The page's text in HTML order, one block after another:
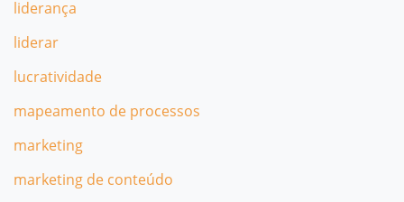
liderança
liderar
lucratividade
mapeamento de processos
marketing
marketing de conteúdo